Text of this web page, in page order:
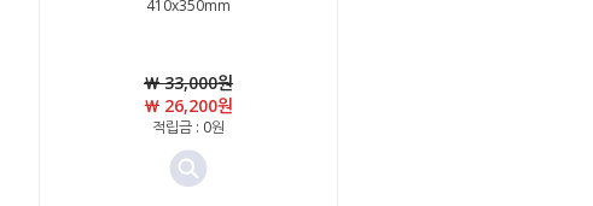
410x350mm
￦ 33,000원
￦ 26,200원
적립금 : 0원